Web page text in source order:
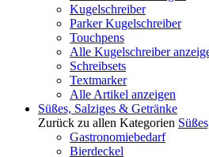
Kugelschreiber
Parker Kugelschreiber
Touchpens
Alle Kugelschreiber
Schreibsets
Textmarker
Alle Artikel anzeigen
Süßes, Salziges & Getränke
Zurück zu allen Kategorien
Gastronomiebedarf
Bierdeckel